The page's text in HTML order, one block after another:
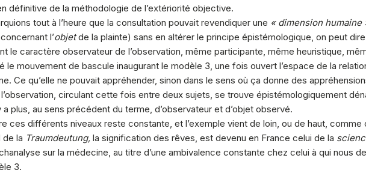
définitive de la méthodologie de l’extériorité objective.
tout à l’heure que la consultation pouvait revendiquer une « dimension humaine
l’objetde la plainte) sans en altérer le principe épistémologique, on peut
le caractère observateur de l’observation, même participante, même heuristique,
le mouvement de bascule inaugurant le modèle 3, une fois ouvert l’espace de la
Ce qu’elle ne pouvait appréhender, sinon dans le sens où ça donne des
circulant cette fois entre deux sujets, se trouve épistémologiquement
a plus, au sens précédent du terme, d’observateur et d’objet observé.
ces différents niveaux reste constante, et l’exemple vient de loin, ou de haut, comme
la Traumdeutung, la signification des rêves, est devenu en France celui de la
sur la médecine, au titre d’une ambivalence constante chez celui à qui nous
3.